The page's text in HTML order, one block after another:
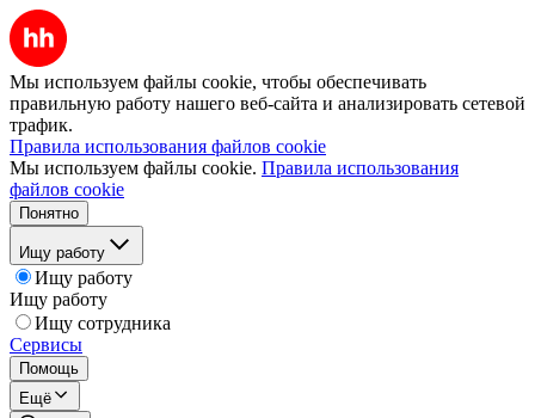
Мы используем файлы cookie, чтобы обеспечивать
правильную работу нашего веб-сайта и анализировать сетевой
трафик.
Правила использования файлов cookie
Мы используем файлы cookie. Правила использования
файлов cookie
Понятно
Ищу работу
Ищу работу
Ищу работу
Ищу сотрудника
Сервисы
Помощь
Ещё